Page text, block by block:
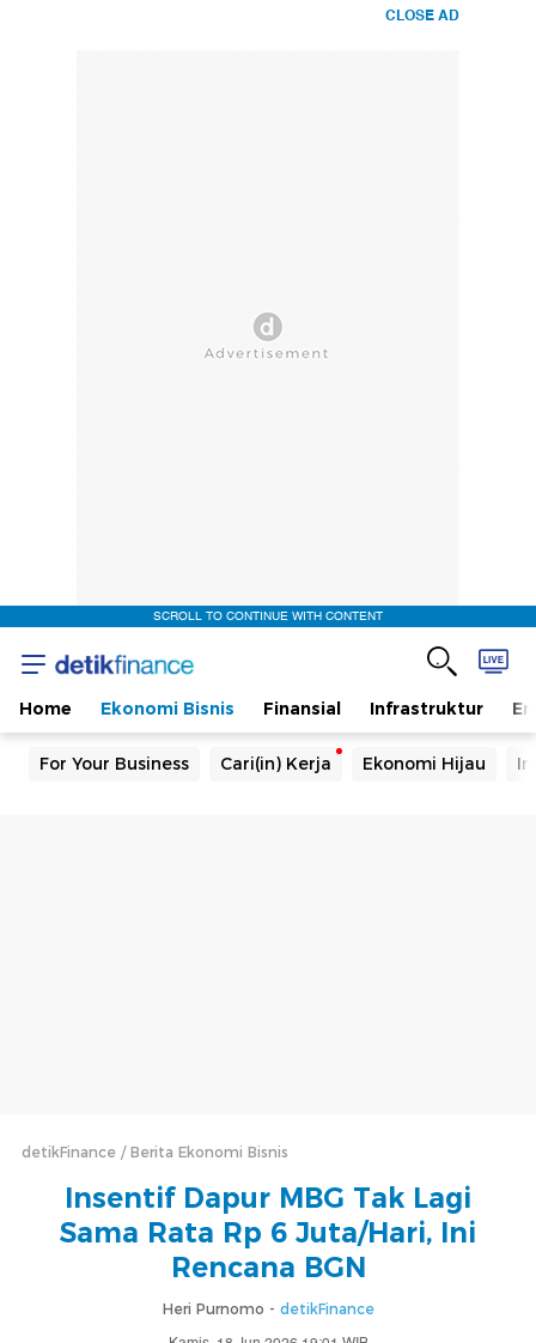
CLOSE AD
SCROLL TO CONTINUE WITH CONTENT
Home Ekonomi Bisnis Finansial Infrastruktur
For Your Business Cari(in) Kerja Ekonomi Hijau
detikFinance Berita Ekonomi Bisnis
Insentif Dapur MBG Tak Lagi
Sama Rata Rp 6 Juta/Hari, Ini
Rencana BGN
Heri Purnomo - detikFinance